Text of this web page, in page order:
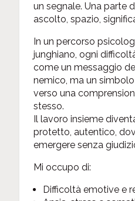
un segnale. Una parte
ascolto, spazio,
In un percorso
junghiano, ogni
come un messaggio
nemico, ma un
verso una
stesso.
Il lavoro insieme
protetto, autentico,
emergere senza
Mi occupo di:
Difficoltà emotive e